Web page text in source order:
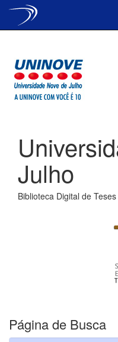
Julho
Biblioteca Digital de
Página de Busca